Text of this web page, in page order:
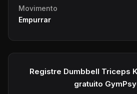
Movimento
Empurrar
Registre Dumbbell Triceps
gratuito